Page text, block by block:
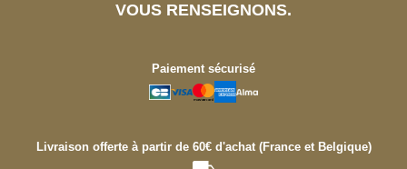
VOUS RENSEIGNONS.
Paiement sécurisé
Livraison offerte à partir de 60€ d'achat (France et Belgique)